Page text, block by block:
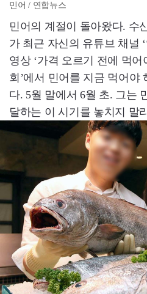
민어 / 연합뉴스
민어의 계절이 돌아왔다. 수
가 최근 자신의 유튜브 채널
영상 ‘가격 오르기 전에 먹
회’에서 민어를 지금 먹어야
다. 5월 말에서 6월 초. 그는
달하는 이 시기를 놓치지 말